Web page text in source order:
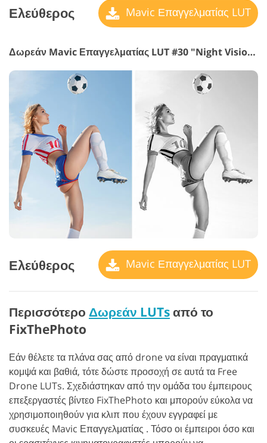
Ελεύθερος Mavic Επαγγελματίας LUT
Δωρεάν Mavic Επαγγελματίας LUT #30 "Night Vision"
Ελεύθερος Mavic Επαγγελματίας LUT
Περισσότερο Δωρεάν LUTsαπό το
FixThePhoto
Εάν θέλετε τα πλάνα σας από drone να είναι πραγματικά
κομψά και βαθιά, τότε δώστε προσοχή σε αυτά τα Free
Drone LUTs. Σχεδιάστηκαν από την ομάδα του έμπειρους
επεξεργαστές βίντεο FixThePhoto και μπορούν εύκολα να
χρησιμοποιηθούν για κλιπ που έχουν εγγραφεί με
συσκευές Mavic Επαγγελματίας . Τόσο οι έμπειροι όσο και